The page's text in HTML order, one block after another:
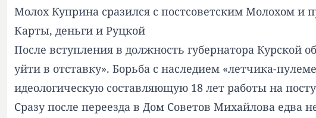
Молох Куприна сразился с постсоветским Молохом и
Карты, деньги и Руцкой
После вступления в должность губернатора Курской
уйти в отставку». Борьба с наследием «летчика-
идеологическую составляющую 18 лет работы на
Сразу после переезда в Дом Советов Михайлова